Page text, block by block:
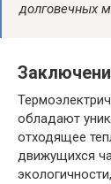
долговечных
обладают
отходящее
движущихся